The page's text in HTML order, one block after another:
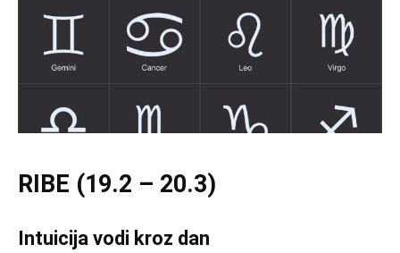
RIBE (19.2 – 20.3)
Intuicija vodi kroz dan